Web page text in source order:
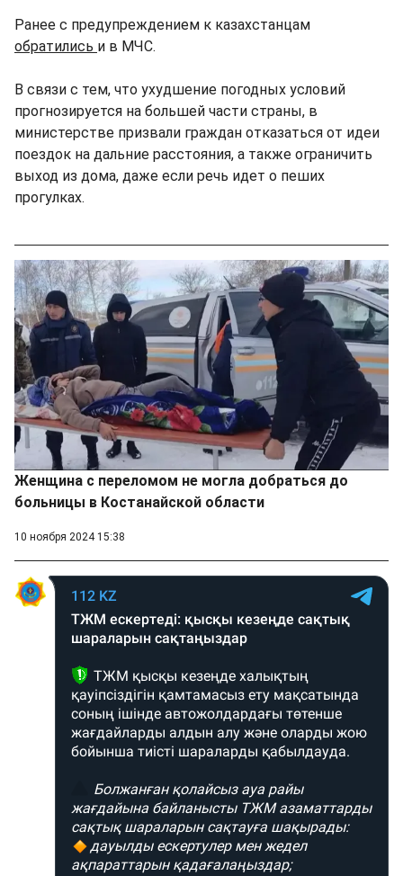
Ранее с предупреждением к казахстанцам
обратились и в МЧС.
В связи с тем, что ухудшение погодных условий
прогнозируется на большей части страны, в
министерстве призвали граждан отказаться от идеи
поездок на дальние расстояния, а также ограничить
выход из дома, даже если речь идет о пеших
прогулках.
Женщина с переломом не могла добраться до
больницы в Костанайской области
10 ноября 2024 15:38